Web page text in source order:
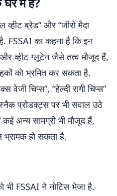
व्हीट ब्रेड” और “जीरो मैदा
है. FSSAI का कहना है कि इन
व्हीट ग्लूटेन जैसे तत्व मौजूद हैं,
को भ्रमित कर सकता है.
वेजी चिप्स”, “हेल्दी रागी चिप्स”
प्रोडक्ट्स पर भी सवाल उठे
अन्य सामग्री भी मौजूद हैं,
भ्रामक हो सकता है.
भी FSSAI ने नोटिस भेजा है.